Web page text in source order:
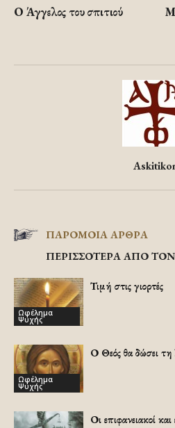
Ο Άγγελος του σπιτιού
ΠΑΡΟΜΟΙΑ ΑΡΘΡΑ
ΠΕΡΙΣΣΟΤΕΡΑ ΑΠΟ
Ωφέλημα
Ψυχής
Τιμή στις γιορτές
Ωφέλημα
Ψυχής
Ο Θεός θα δώσει
Οι επιφανειακοί